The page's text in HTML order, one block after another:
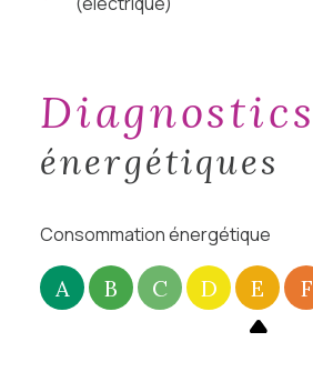
diagnostics
énergétiques
Consommation énergétique
A B C D E F